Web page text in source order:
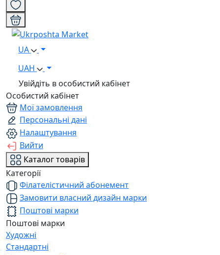
UA
UAH
Увійдіть в особистий кабінет
Особистий кабінет
Мої замовлення
Персональні дані
Налаштування
Вийти
Каталог товарів
Категорії
Філателістичний абонемент
Замовити власний дизайн марки
Поштові марки
Поштові марки
Художні
Стандартні